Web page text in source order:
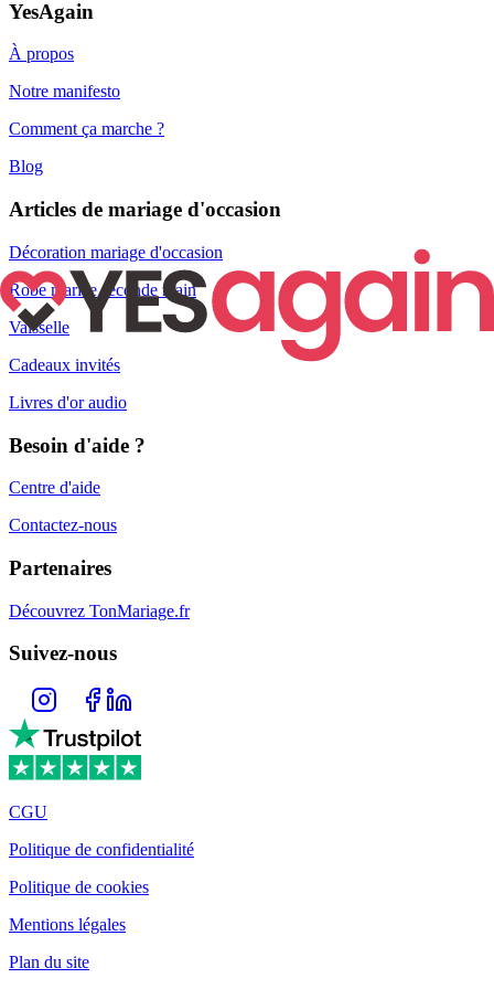
YesAgain
À propos
Notre manifesto
Comment ça marche ?
Blog
Articles de mariage d'occasion
Décoration mariage d'occasion
Robe mariée seconde main
Vaisselle
Cadeaux invités
Livres d'or audio
Besoin d'aide ?
Centre d'aide
Contactez-nous
Partenaires
Découvrez TonMariage.fr
Suivez-nous
CGU
Politique de confidentialité
Politique de cookies
Mentions légales
Plan du site